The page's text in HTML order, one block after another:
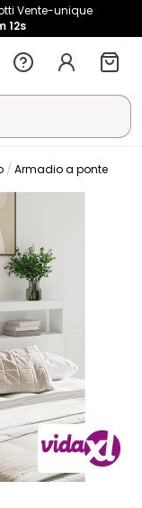
Vente-unique
12s
Armadio a ponte